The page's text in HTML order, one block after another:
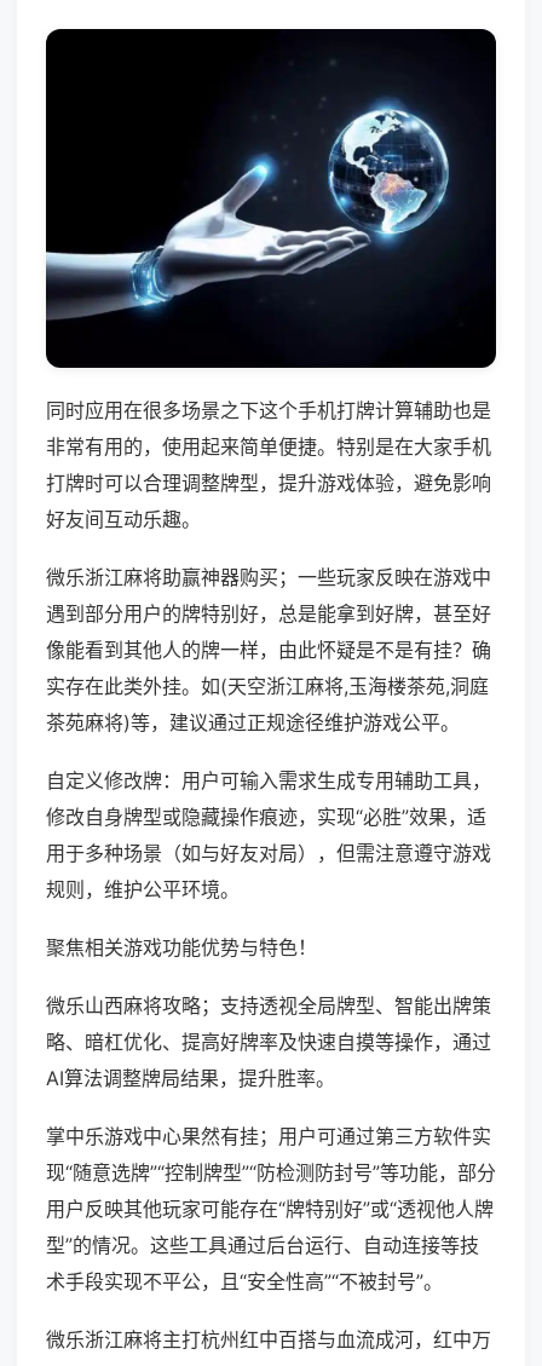
同时应用在很多场景之下这个手机打牌计算辅助也是
非常有用的，使用起来简单便捷。特别是在大家手机
打牌时可以合理调整牌型，提升游戏体验，避免影响
好友间互动乐趣。
微乐浙江麻将助赢神器购买；一些玩家反映在游戏中
遇到部分用户的牌特别好，总是能拿到好牌，甚至好
像能看到其他人的牌一样，由此怀疑是不是有挂？确
实存在此类外挂。如(天空浙江麻将,玉海楼茶苑,洞庭
茶苑麻将)等，建议通过正规途径维护游戏公平。
自定义修改牌：用户可输入需求生成专用辅助工具，
修改自身牌型或隐藏操作痕迹，实现“必胜”效果，适
用于多种场景（如与好友对局），但需注意遵守游戏
规则，维护公平环境。
聚焦相关游戏功能优势与特色！
微乐山西麻将攻略；支持透视全局牌型、智能出牌策
略、暗杠优化、提高好牌率及快速自摸等操作，通过
AI算法调整牌局结果，提升胜率。
掌中乐游戏中心果然有挂；用户可通过第三方软件实
现“随意选牌”“控制牌型”“防检测防封号”等功能，部分
用户反映其他玩家可能存在“牌特别好”或“透视他人牌
型”的情况。这些工具通过后台运行、自动连接等技
术手段实现不平公，且“安全性高”“不被封号”。
微乐浙江麻将主打杭州红中百搭与血流成河，红中万